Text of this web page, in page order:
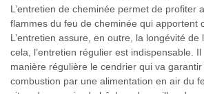
L’entretien de cheminée permet de profiter
flammes du feu de cheminée qui apportent
L’entretien assure, en outre, la longévité de
cela, l’entretien régulier est indispensable.
manière régulière le cendrier qui va
combustion par une alimentation en air du